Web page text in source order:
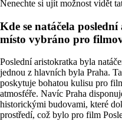
Nenechte si ujít možnost vidět
Kde se natáčela
místo vybráno pro
Poslední aristokratka byla
jednou z hlavních byla Praha.
poskytuje bohatou kulisu pro
atmosféře. Navíc Praha
historickými budovami, které
prostředí, což bylo pro film